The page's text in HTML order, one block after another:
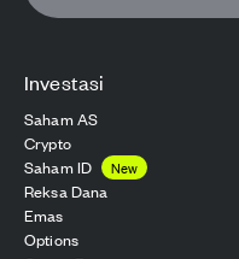
Investasi
Saham AS
Crypto
Saham ID
New
Reksa Dana
Emas
Options